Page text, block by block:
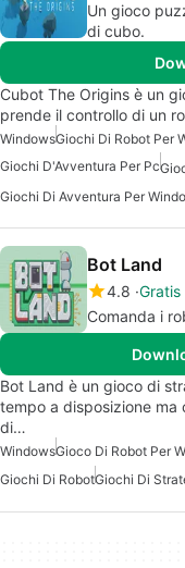
Un gioco
di cubo.
Cubot The Origins è un
prende il controllo di un
WindowsGiochi Di Robot Per
Giochi D'Avventura Per Pc
Giochi Di Avventura Per
Bot Land
4.8 Gratis
Comanda i
Bot Land è un gioco di
tempo a disposizione ma
di…
WindowsGioco Di Robot Per
Giochi Di RobotGiochi Di